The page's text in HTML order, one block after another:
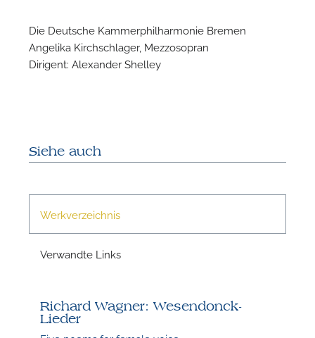
Die Deutsche Kammerphilharmonie Bremen
Angelika Kirchschlager, Mezzosopran
Dirigent: Alexander Shelley
Siehe auch
Werkverzeichnis
Verwandte Links
Richard Wagner: Wesendonck-
Lieder